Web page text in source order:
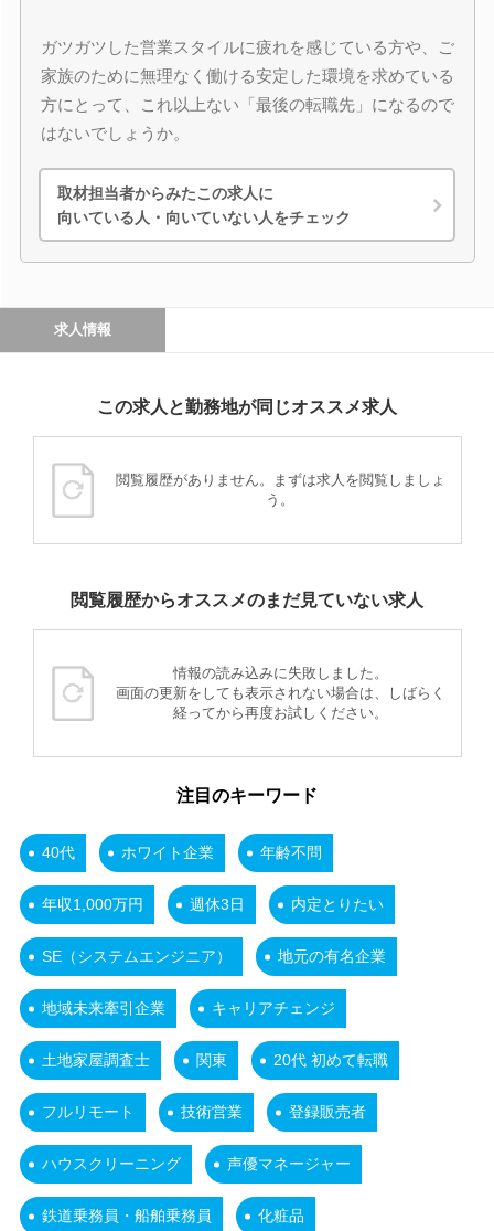
ガツガツした営業スタイルに疲れを感じている方や、ご
家族のために無理なく働ける安定した環境を求めている
方にとって、これ以上ない「最後の転職先」になるので
はないでしょうか。
取材担当者からみたこの求人に
向いている人・向いていない人をチェック
求人情報
この求人と勤務地が同じオススメ求人
閲覧履歴がありません。まずは求人を閲覧しましょ
う。
閲覧履歴からオススメのまだ見ていない求人
情報の読み込みに失敗しました。
画面の更新をしても表示されない場合は、しばらく
経ってから再度お試しください。
注目のキーワード
40代 ホワイト企業 年齢不問
年収1,000万円 週休3日 内定とりたい
SE（システムエンジニア） 地元の有名企業
地域未来牽引企業 キャリアチェンジ
土地家屋調査士 関東 20代 初めて転職
フルリモート 技術営業 登録販売者
ハウスクリーニング 声優マネージャー
鉄道乗務員・船舶乗務員 化粧品